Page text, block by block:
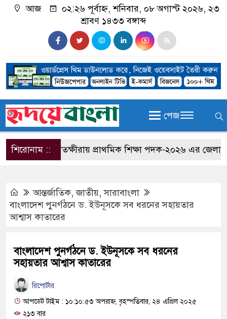
আজ
০২:২৬ পূর্বাহ্ন, শনিবার, ০৮ অগাস্ট ২০২৬, ২৩
শ্রাবণ ১৪৩৩ বঙ্গাব্দ
পেজ
শিরোনাম ::
সাতক্ষীরায় প্রাথমিক শিক্ষা পদক-২০২৬ এর জেলা
আন্তর্জাতিক,জাতীয়,সারাবাংলা
বাংলাদেশ পুনর্গঠনে ড. ইউনূসকে সব ধরনের সহায়তার
আশ্বাস কাতারের
বাংলাদেশ পুনর্গঠনে ড. ইউনূসকে সব ধরনের
সহায়তার আশ্বাস কাতারের
রিপোর্টার
আপডেট টাইম : ১০:১০:৫৩ অপরাহ্ন, বৃহস্পতিবার, ২৪ এপ্রিল ২০২৫
২১৩ বার